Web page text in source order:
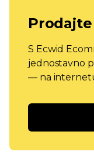
S Ecwid
jednostavno
— na